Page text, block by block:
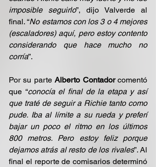
imposible seguirlo”, dijo Valverde al
final. “No estamos con los 3 o 4 mejores
(escaladores) aquí, pero estoy contento
considerando que hace mucho no
corría”.
Por su parte Alberto Contador comentó
que “conocía el final de la etapa y así
que traté de seguir a Richie tanto como
pude. Iba al límite a su rueda y preferí
bajar un poco el ritmo en los últimos
800 metros. Pero estoy feliz porque
dejamos atrás al resto de los rivales”. Al
final el reporte de comisarios determinó